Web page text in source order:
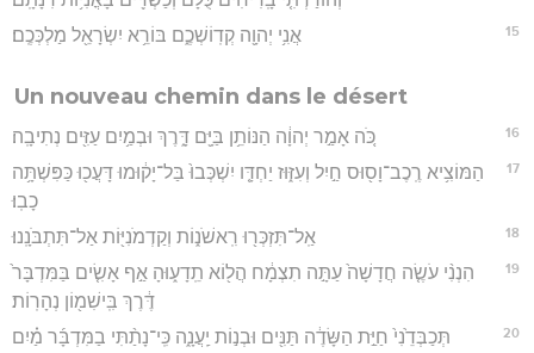
15 אֲנִ֥י יְהוָ֖ה קְדֽוֹשְׁכֶ֑ם בּוֹרֵ֥א יִשְׂרָאֵ֖ל מַלְכְּכֶֽם׃
Un nouveau chemin dans le désert
16 כֹּ֚ה אָמַ֣ר יְהוָ֔ה הַנּוֹתֵ֥ן בַּיָּ֖ם דָּ֑רֶךְ וּבְמַ֥יִם עַזִּ֖ים נְתִיבָֽה׃
17
הַמּוֹצִ֥יא רֶֽכֶב־וָס֖וּס חַ֣יִל וְעִזּ֑וּז יַחְדָּ֤ו יִשְׁכְּבוּ֙ בַּל־יָק֔וּמוּ דָּעֲכ֖וּ כַּפִּשְׁתָּ֥ה
כָבֽוּ׃
18 אַֽל־תִּזְכְּר֖וּ רִֽאשֹׁנ֑וֹת וְקַדְמֹנִיּ֖וֹת אַל־תִּתְבֹּנָֽנוּ׃
19
הִנְנִ֨י עֹשֶׂ֤ה חֲדָשָׁה֙ עַתָּ֣ה תִצְמָ֔ח הֲל֖וֹא תֵֽדָע֑וּהָ אַ֣ף אָשִׂ֤ים בַּמִּדְבָּר֙
דֶּ֔רֶךְ בִּֽישִׁמ֖וֹן נְהָרֽוֹת׃
20
תְּכַבְּדֵ֙נִי֙ חַיַּ֣ת הַשָּׂדֶ֔ה תַּנִּ֖ים וּבְנ֣וֹת יַֽעֲנָ֑ה כִּֽי־נָתַ֨תִּי בַמִּדְבָּ֜ר מַ֗יִם